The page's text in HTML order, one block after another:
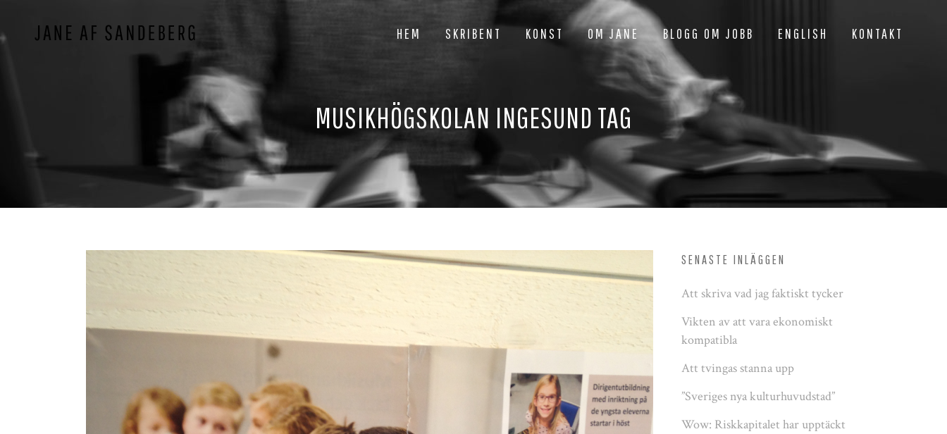
HEM SKRIBENT KONST OM JANE BLOGG OM JOBB ENGLISH KONTAKT
MUSIKHÖGSKOLAN INGESUND TAG
SENASTE INLÄGGEN
Att skriva vad jag faktiskt tycker
Vikten av att vara ekonomiskt
kompatibla
Att tvingas stanna upp
”Sveriges nya kulturhuvudstad”
Wow: Riskkapitalet har upptäckt